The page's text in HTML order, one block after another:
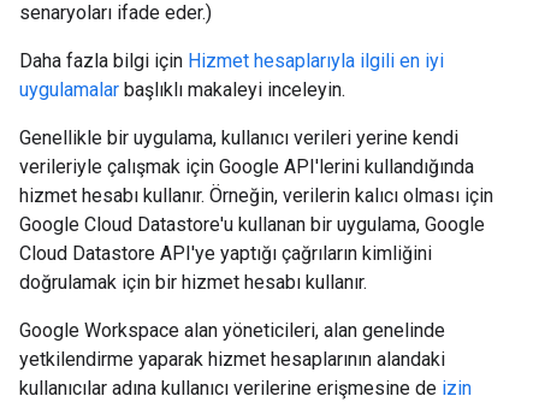
senaryoları ifade eder.)
Daha fazla bilgi için Hizmet hesaplarıyla ilgili en iyi
uygulamalar başlıklı makaleyi inceleyin.
Genellikle bir uygulama, kullanıcı verileri yerine kendi
verileriyle çalışmak için Google API'lerini kullandığında
hizmet hesabı kullanır. Örneğin, verilerin kalıcı olması için
Google Cloud Datastore'u kullanan bir uygulama, Google
Cloud Datastore API'ye yaptığı çağrıların kimliğini
doğrulamak için bir hizmet hesabı kullanır.
Google Workspace alan yöneticileri, alan genelinde
yetkilendirme yaparak hizmet hesaplarının alandaki
kullanıcılar adına kullanıcı verilerine erişmesine de izin